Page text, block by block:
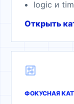
logic и
Открыть
ФОКУСНАЯ